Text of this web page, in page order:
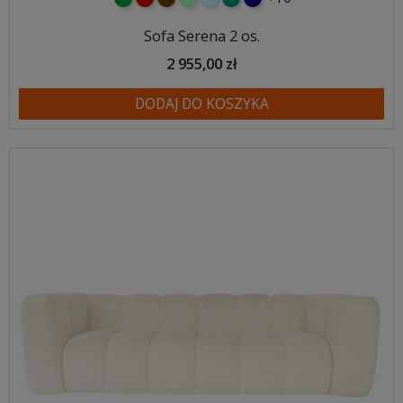
Sofa Serena 2 os.
2 955,00 zł
DODAJ DO KOSZYKA